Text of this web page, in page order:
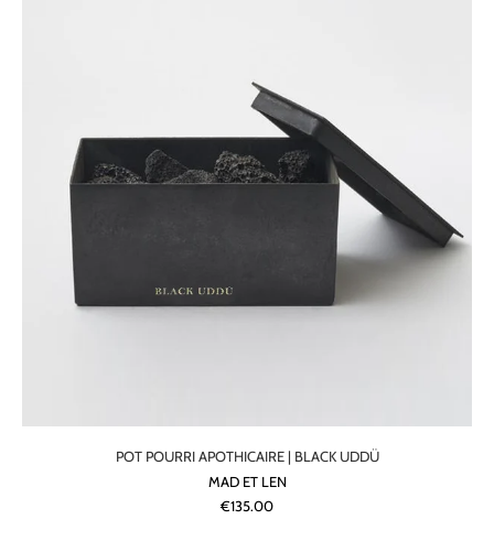
POT POURRI APOTHICAIRE | BLACK UDDÜ
MAD ET LEN
€135.00